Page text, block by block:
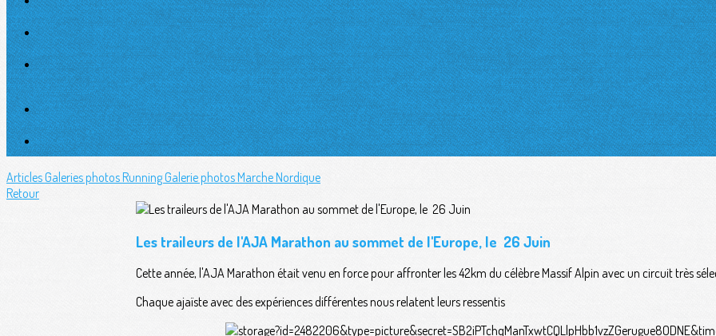
ArticlesGaleries photos RunningGalerie photos Marche Nordique
Retour
Les traileurs de l'AJA Marathon au sommet de l'Europe, le 26 Juin
Cette année, l'AJA Marathon était venu en force pour affronter les 42km du célèbre Massif Alpin avec un circuit très
Chaque ajaïste avec des expériences différentes nous relatent leurs ressentis